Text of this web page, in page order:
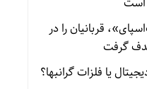
قربانیان را در
یا فلزات گرانبها؟